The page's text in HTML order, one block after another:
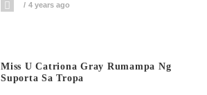
4 years ago
Miss U Catriona Gray Rumampa Ng
Suporta Sa Tropa